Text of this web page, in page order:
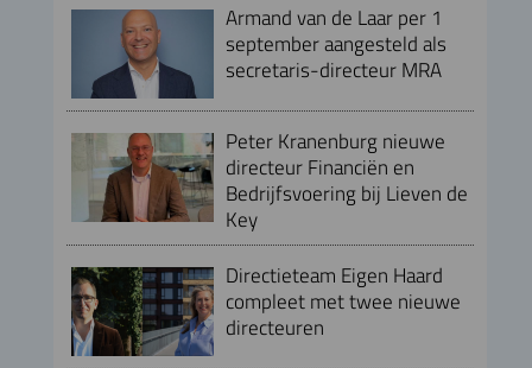
Armand van de Laar per 1
september aangesteld als
secretaris-directeur MRA
Peter Kranenburg nieuwe
directeur Financiën en
Bedrijfsvoering bij Lieven de
Key
Directieteam Eigen Haard
compleet met twee nieuwe
directeuren